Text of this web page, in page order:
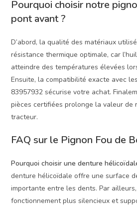
Pourquoi choisir notre
pont avant ?
D’abord, la qualité des matériaux
résistance thermique optimale, car
atteindre des températures élevées
Ensuite, la compatibilité exacte avec
83957932 sécurise votre achat.
pièces certifiées prolonge la valeur de
tracteur.
FAQ sur le Pignon Fou de
Pourquoi choisir une denture
denture hélicoïdale offre une surface
importante entre les dents. Par
fonctionnement plus silencieux et